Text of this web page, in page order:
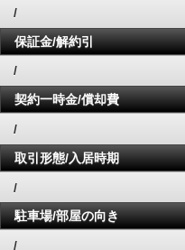
/
保証金/解約引
/
契約一時金/償却費
/
取引形態/入居時期
/
駐車場/部屋の向き
/